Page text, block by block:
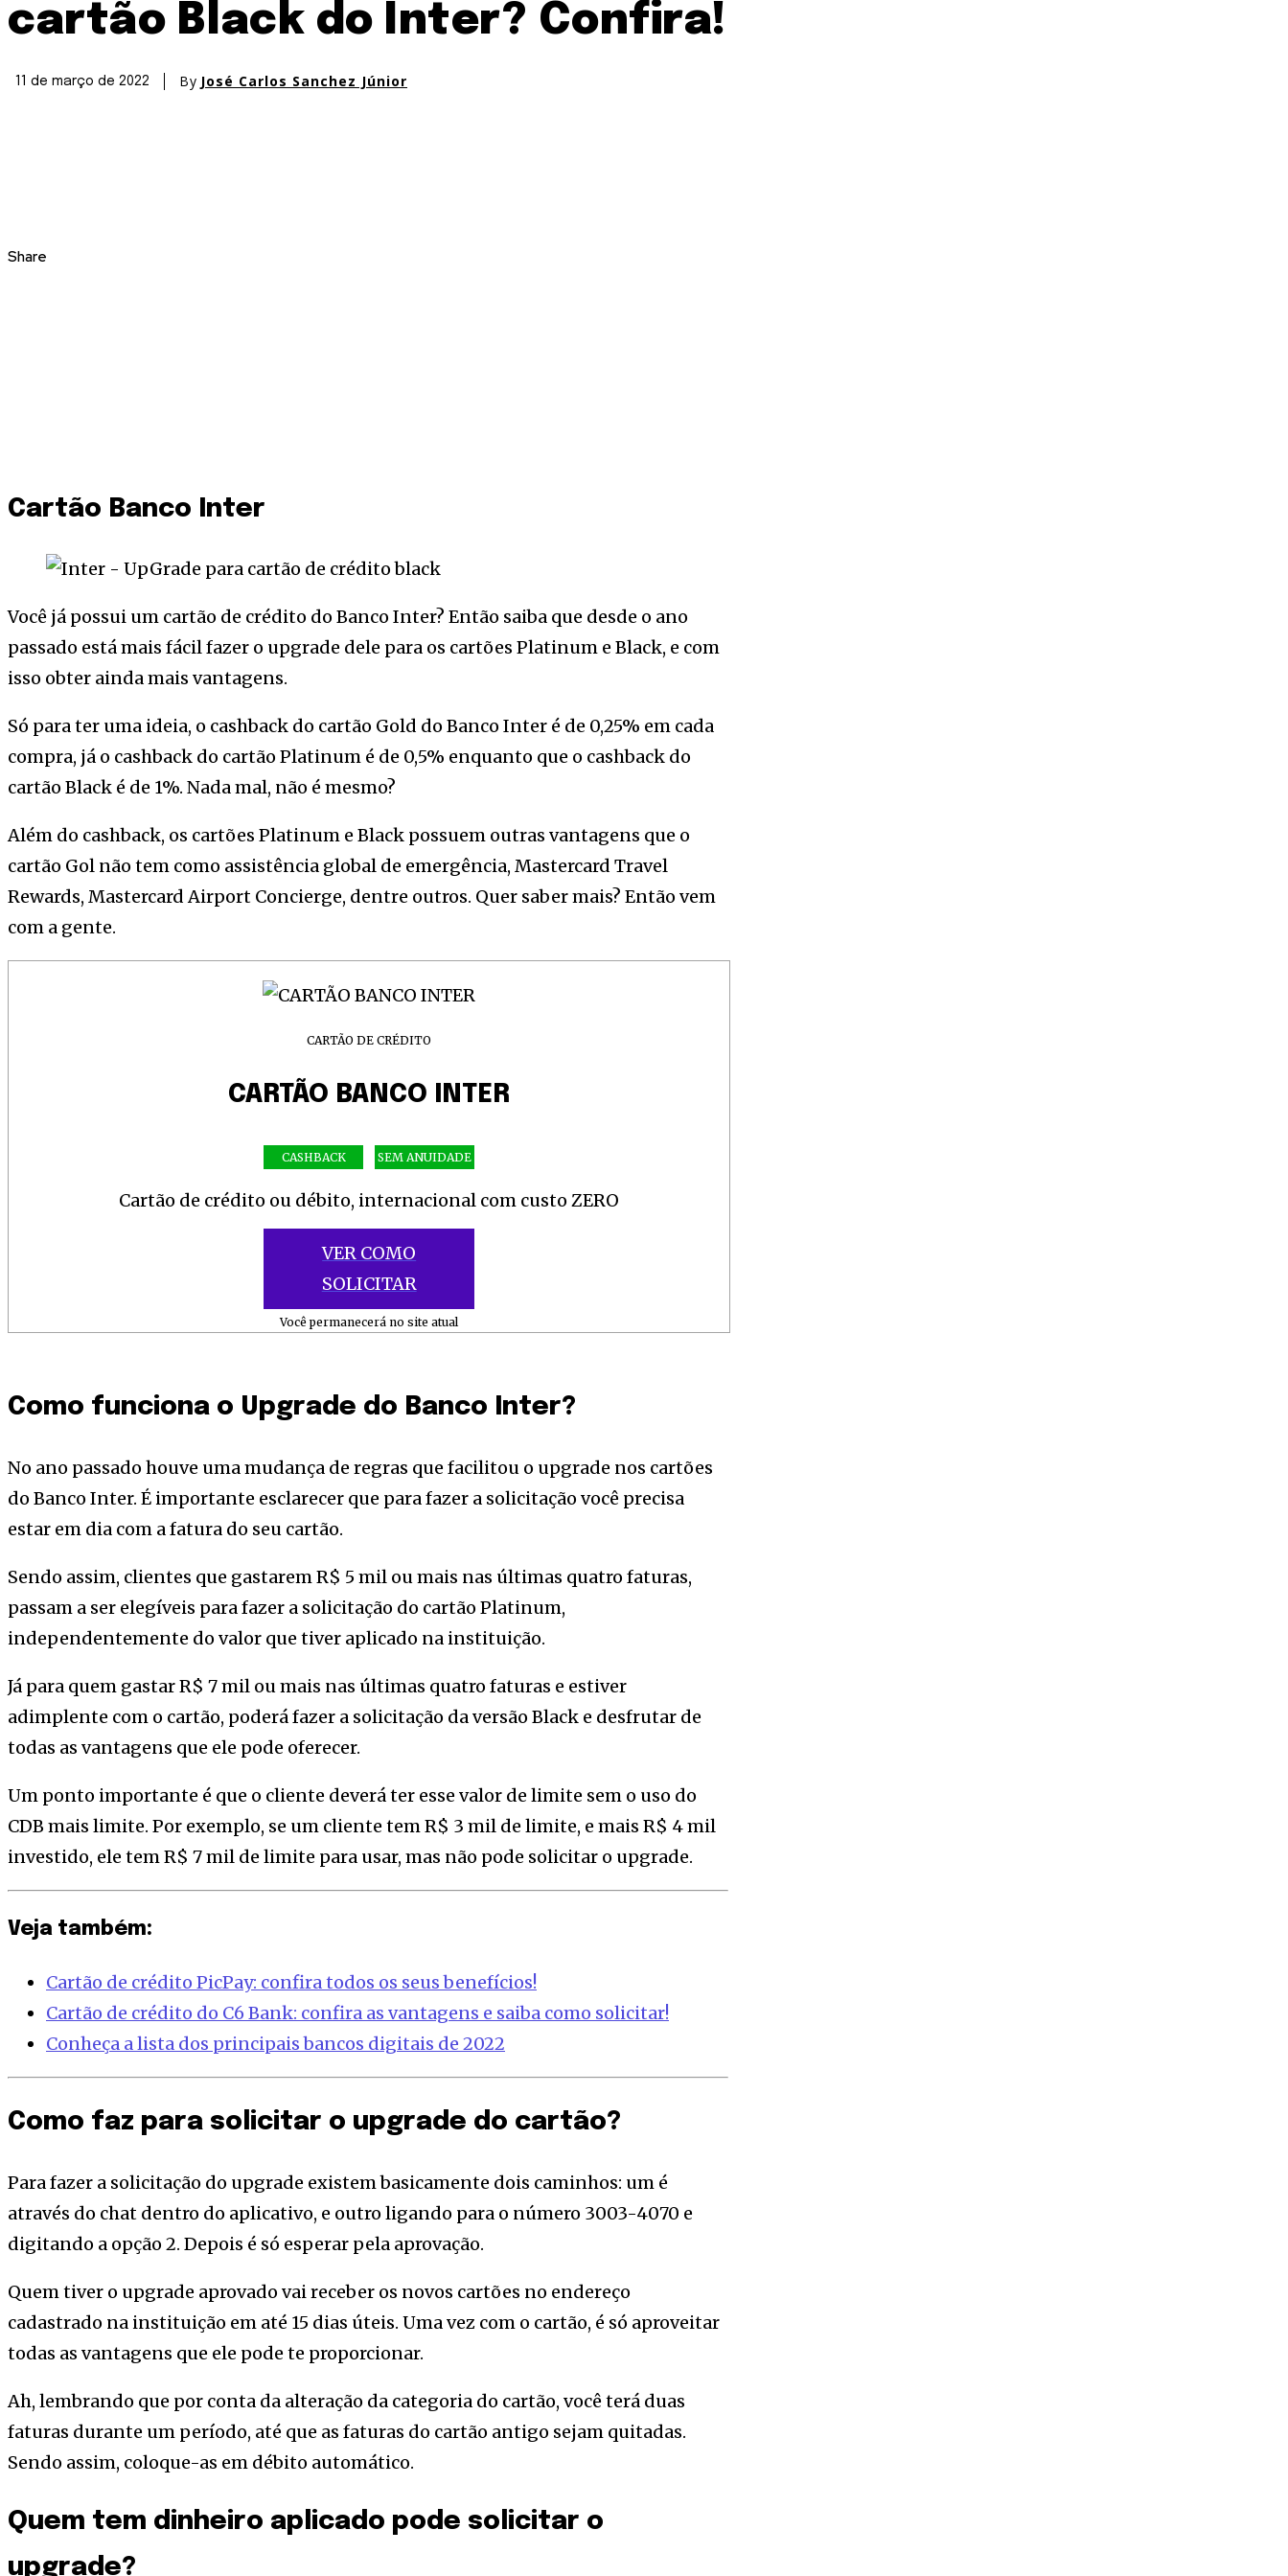
cartão Black do Inter? Confira!
11 de março de 2022 By José Carlos Sanchez Júnior
Share
Cartão Banco Inter
Você já possui um cartão de crédito do Banco Inter? Então saiba que desde o ano
passado está mais fácil fazer o upgrade dele para os cartões Platinum e Black, e com
isso obter ainda mais vantagens.
Só para ter uma ideia, o cashback do cartão Gold do Banco Inter é de 0,25% em cada
compra, já o cashback do cartão Platinum é de 0,5% enquanto que o cashback do
cartão Black é de 1%. Nada mal, não é mesmo?
Além do cashback, os cartões Platinum e Black possuem outras vantagens que o
cartão Gol não tem como assistência global de emergência, Mastercard Travel
Rewards, Mastercard Airport Concierge, dentre outros. Quer saber mais? Então vem
com a gente.
CARTÃO DE CRÉDITO
CARTÃO BANCO INTER
CASHBACK SEM ANUIDADE
Cartão de crédito ou débito, internacional com custo ZERO
VER COMO
SOLICITAR
Você permanecerá no site atual
Como funciona o Upgrade do Banco Inter?
No ano passado houve uma mudança de regras que facilitou o upgrade nos cartões
do Banco Inter. É importante esclarecer que para fazer a solicitação você precisa
estar em dia com a fatura do seu cartão.
Sendo assim, clientes que gastarem R$ 5 mil ou mais nas últimas quatro faturas,
passam a ser elegíveis para fazer a solicitação do cartão Platinum,
independentemente do valor que tiver aplicado na instituição.
Já para quem gastar R$ 7 mil ou mais nas últimas quatro faturas e estiver
adimplente com o cartão, poderá fazer a solicitação da versão Black e desfrutar de
todas as vantagens que ele pode oferecer.
Um ponto importante é que o cliente deverá ter esse valor de limite sem o uso do
CDB mais limite. Por exemplo, se um cliente tem R$ 3 mil de limite, e mais R$ 4 mil
investido, ele tem R$ 7 mil de limite para usar, mas não pode solicitar o upgrade.
Veja também:
Cartão de crédito PicPay: confira todos os seus benefícios!
Cartão de crédito do C6 Bank: confira as vantagens e saiba como solicitar!
Conheça a lista dos principais bancos digitais de 2022
Como faz para solicitar o upgrade do cartão?
Para fazer a solicitação do upgrade existem basicamente dois caminhos: um é
através do chat dentro do aplicativo, e outro ligando para o número 3003-4070 e
digitando a opção 2. Depois é só esperar pela aprovação.
Quem tiver o upgrade aprovado vai receber os novos cartões no endereço
cadastrado na instituição em até 15 dias úteis. Uma vez com o cartão, é só aproveitar
todas as vantagens que ele pode te proporcionar.
Ah, lembrando que por conta da alteração da categoria do cartão, você terá duas
faturas durante um período, até que as faturas do cartão antigo sejam quitadas.
Sendo assim, coloque-as em débito automático.
Quem tem dinheiro aplicado pode solicitar o
upgrade?